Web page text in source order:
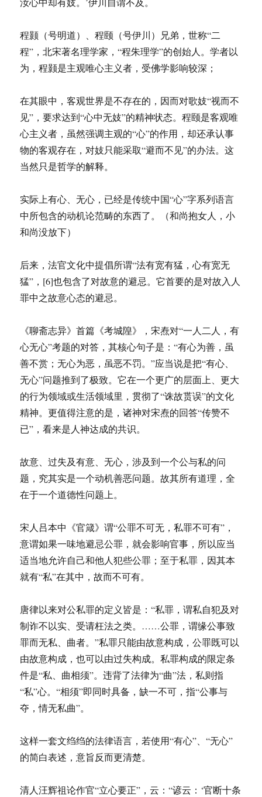
程颢（号明道）、程颐（号伊川）兄弟，世称“二
程”，北宋著名理学家，“程朱理学”的创始人。学者以
为，程颢是主观唯心主义者，受佛学影响较深；
在其眼中，客观世界是不存在的，因而对歌妓“视而不
见”，要求达到“心中无妓”的精神状态。程颐是客观唯
心主义者，虽然强调主观的“心”的作用，却还承认事
物的客观存在，对妓只能采取“避而不见”的办法。这
当然只是哲学的解释。
实际上有心、无心，已经是传统中国“心”字系列语言
中所包含的动机论范畴的东西了。（和尚抱女人，小
和尚没放下）
后来，法官文化中提倡所谓“法有宽有猛，心有宽无
猛”，[6]也包含了对故意的避忌。它首要的是对故入人
罪中之故意心态的避忌。
《聊斋志异》首篇《考城隍》，宋焘对“一人二人，有
心无心”考题的对答，其核心句子是：“有心为善，虽
善不赏；无心为恶，虽恶不罚。”应当说是把“有心、
无心”问题推到了极致。它在一个更广的层面上、更大
的行为领域或生活领域里，贯彻了“诛故贳误”的文化
精神。更值得注意的是，诸神对宋焘的回答“传赞不
已”，看来是人神达成的共识。
故意、过失及有意、无心，涉及到一个公与私的问
题，究其实是一个动机善恶问题。故其所有道理，全
在于一个道德性问题上。
宋人吕本中《官箴》谓“公罪不可无，私罪不可有”，
意谓如果一味地避忌公罪，就会影响官事，所以应当
适当地允许自己和他人犯些公罪；至于私罪，因其本
就有“私”在其中，故而不可有。
唐律以来对公私罪的定义皆是：“私罪，谓私自犯及对
制诈不以实、受请枉法之类。……公罪，谓缘公事致
罪而无私、曲者。”私罪只能由故意构成，公罪既可以
由故意构成，也可以由过失构成。私罪构成的限定条
件是“私、曲相须”。违背了法律为“曲”法，私则指
“私”心。“相须”即同时具备，缺一不可，指“公事与
夺，情无私曲”。
这样一套文绉绉的法律语言，若使用“有心”、“无心”
的简白表述，意旨反而更清楚。
清人汪辉祖论作官“立心要正”，云：“谚云：‘官断十条